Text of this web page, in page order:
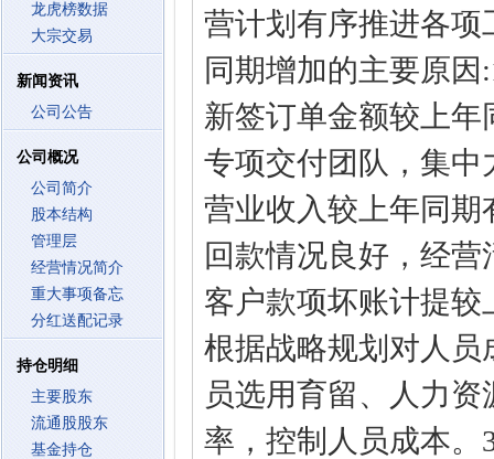
龙虎榜数据
大宗交易
新闻资讯
公司公告
公司概况
公司简介
股本结构
管理层
经营情况简介
重大事项备忘
分红送配记录
持仓明细
主要股东
流通股股东
基金持仓
营计划有序推进各
同期增加的主要原
新签订单金额较上
专项交付团队，集
营业收入较上年同
回款情况良好，经
客户款项坏账计提
根据战略规划对人
员选用育留、人力
率，控制人员成本。